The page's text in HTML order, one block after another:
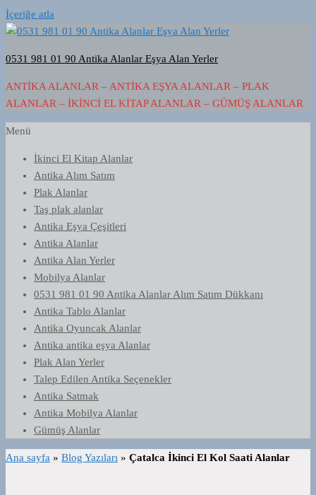
İçeriğe atla
0531 981 01 90 Antika Alanlar Eşya Alan Yerler
ANTIKA ALANLAR – ANTIKA EŞYA ALANLAR – PLAK
ALANLAR – İKINCI EL KITAP ALANLAR – GÜMÜŞ ALANLAR
Menü
İkinci El Kitap Alanlar
Antika Alım Satım
Plak Alanlar
Taş plak alanlar
Antika Eşya Çeşitleri
Antika Alanlar
Antika Alan Yerler
Mobilya Alanlar
0531 981 01 90 Antika Alanlar Alım Satım Dükkanı
Antika Tablo Alanlar
Antika Oyuncak Alanlar
Antika antika eşya Alanlar
Plak Alan Yerler
Talep Edilen Antika Seçenekler
Antika Satmak
Antika Mobilya Alanlar
Gümüş Alanlar
Ana sayfa » Blog Yazıları » Çatalca İkinci El Kol Saati Alanlar